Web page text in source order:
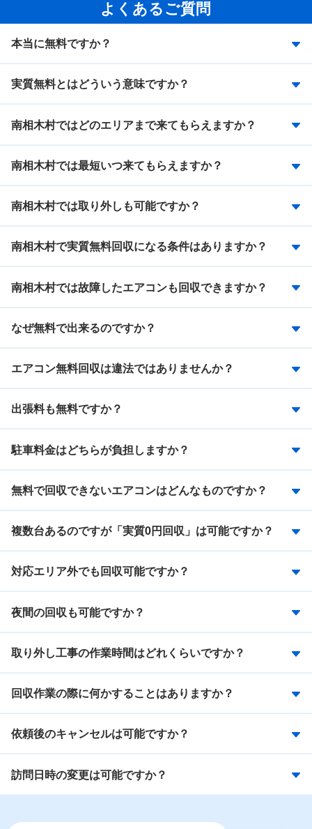
よくあるご質問
本当に無料ですか？
実質無料とはどういう意味ですか？
南相木村ではどのエリアまで来てもらえますか？
南相木村では最短いつ来てもらえますか？
南相木村では取り外しも可能ですか？
南相木村で実質無料回収になる条件はありますか？
南相木村では故障したエアコンも回収できますか？
なぜ無料で出来るのですか？
エアコン無料回収は違法ではありませんか？
出張料も無料ですか？
駐車料金はどちらが負担しますか？
無料で回収できないエアコンはどんなものですか？
複数台あるのですが「実質0円回収」は可能ですか？
対応エリア外でも回収可能ですか？
夜間の回収も可能ですか？
取り外し工事の作業時間はどれくらいですか？
回収作業の際に何かすることはありますか？
依頼後のキャンセルは可能ですか？
訪問日時の変更は可能ですか？